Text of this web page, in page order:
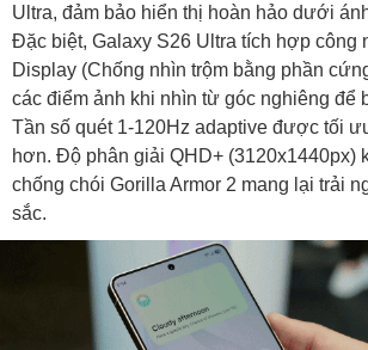
Ultra, đảm bảo hiển thị hoàn hảo dưới
Đặc biệt, Galaxy S26 Ultra tích hợp công
Display (Chống nhìn trộm bằng phần
các điểm ảnh khi nhìn từ góc nghiêng để
Tần số quét 1-120Hz adaptive được tối
hơn. Độ phân giải QHD+ (3120x1440px)
chống chói Gorilla Armor 2 mang lại trải
sắc.